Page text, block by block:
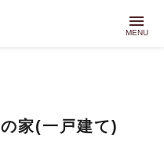
menu
MENU
家(一戸建て)